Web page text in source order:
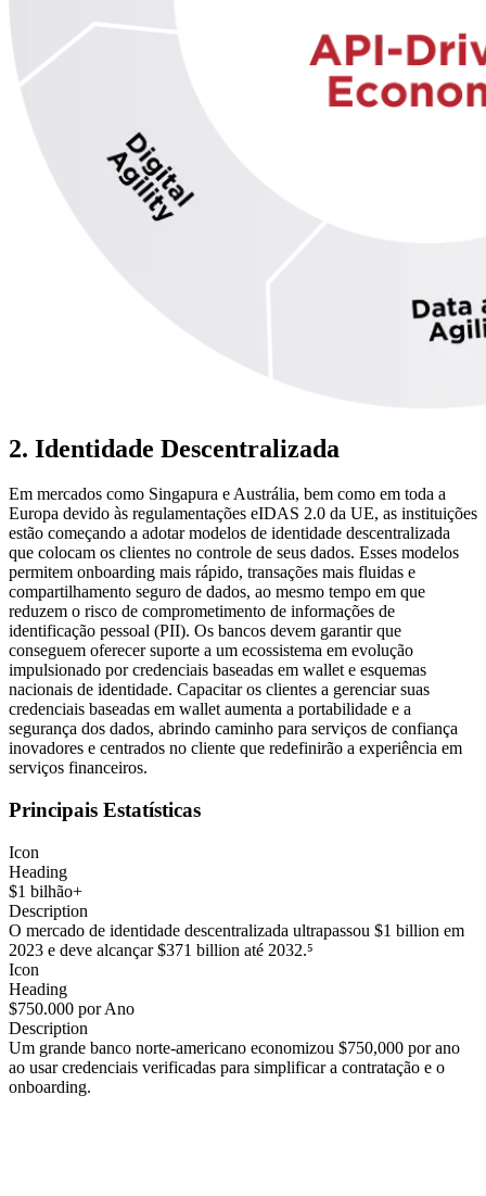
2. Identidade Descentralizada
Em mercados como Singapura e Austrália, bem como em toda a
Europa devido às regulamentações eIDAS 2.0 da UE, as instituições
estão começando a adotar modelos de identidade descentralizada
que colocam os clientes no controle de seus dados. Esses modelos
permitem onboarding mais rápido, transações mais fluidas e
compartilhamento seguro de dados, ao mesmo tempo em que
reduzem o risco de comprometimento de informações de
identificação pessoal (PII). Os bancos devem garantir que
conseguem oferecer suporte a um ecossistema em evolução
impulsionado por credenciais baseadas em wallet e esquemas
nacionais de identidade. Capacitar os clientes a gerenciar suas
credenciais baseadas em wallet aumenta a portabilidade e a
segurança dos dados, abrindo caminho para serviços de confiança
inovadores e centrados no cliente que redefinirão a experiência em
serviços financeiros.
Principais Estatísticas
Icon
Heading
$1 bilhão+
Description
O mercado de identidade descentralizada ultrapassou $1 billion em
2023 e deve alcançar $371 billion até 2032.⁵
Icon
Heading
$750.000 por Ano
Description
Um grande banco norte-americano economizou $750,000 por ano
ao usar credenciais verificadas para simplificar a contratação e o
onboarding.